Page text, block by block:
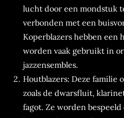
lucht door een mondstuk
verbonden met een
Koperblazers hebben een
worden vaak gebruikt in
jazzensembles.
Houtblazers: Deze familie
zoals de dwarsfluit,
fagot. Ze worden